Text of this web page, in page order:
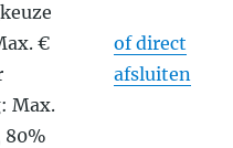
€
Max.
80%
of direct
afsluiten